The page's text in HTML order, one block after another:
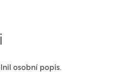
osobní popis.